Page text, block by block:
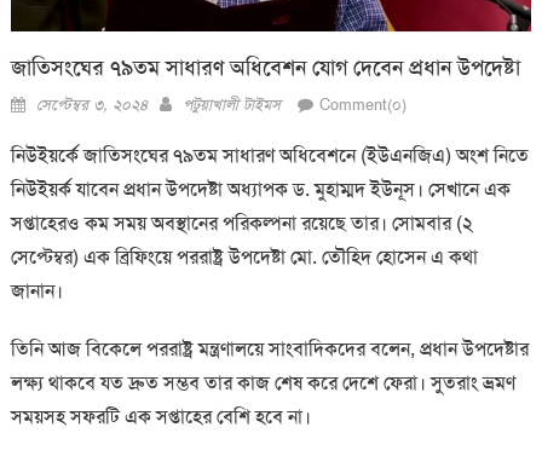
জাতিসংঘের ৭৯তম সাধারণ অধিবেশন যোগ দেবেন প্রধান উপদেষ্টা
Posted
সেপ্টেম্বর ৩, ২০২৪ Author
পটুয়াখালী টাইমস Comment(০)
নিউইয়র্কে জাতিসংঘের ৭৯তম সাধারণ অধিবেশনে (ইউএনজিএ) অংশ নিতে
নিউইয়র্ক যাবেন প্রধান উপদেষ্টা অধ্যাপক ড. মুহাম্মদ ইউনূস। সেখানে এক
সপ্তাহেরও কম সময় অবস্থানের পরিকল্পনা রয়েছে তার। সোমবার (২
সেপ্টেম্বর) এক ব্রিফিংয়ে পররাষ্ট্র উপদেষ্টা মো. তৌহিদ হোসেন এ কথা
জানান।
তিনি আজ বিকেলে পররাষ্ট্র মন্ত্রণালয়ে সাংবাদিকদের বলেন, প্রধান উপদেষ্টার
লক্ষ্য থাকবে যত দ্রুত সম্ভব তার কাজ শেষ করে দেশে ফেরা। সুতরাং ভ্রমণ
সময়সহ সফরটি এক সপ্তাহের বেশি হবে না।